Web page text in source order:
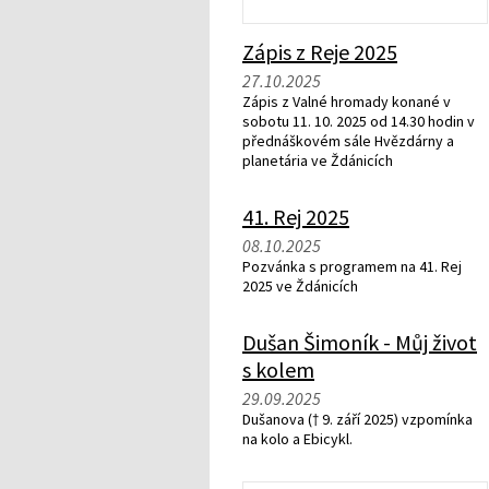
Zápis z Reje 2025
27.10.2025
Zápis z Valné hromady konané v
sobotu 11. 10. 2025 od 14.30 hodin v
přednáškovém sále Hvězdárny a
planetária ve Ždánicích
41. Rej 2025
08.10.2025
Pozvánka s programem na 41. Rej
2025 ve Ždánicích
Dušan Šimoník - Můj život
s kolem
29.09.2025
Dušanova († 9. září 2025) vzpomínka
na kolo a Ebicykl.